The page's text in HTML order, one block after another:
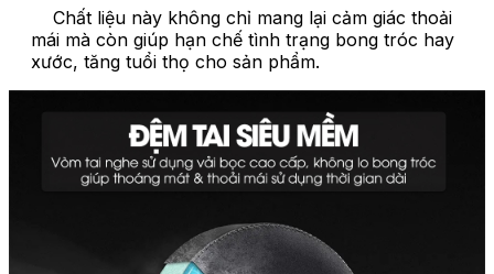
Chất liệu này không chỉ mang lại cảm giác thoải
mái mà còn giúp hạn chế tình trạng bong tróc hay
xước, tăng tuổi thọ cho sản phẩm.